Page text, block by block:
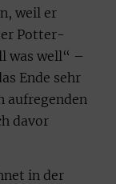
weil er
Potter-
was well“ –
Ende sehr
aufregenden
davor
in der